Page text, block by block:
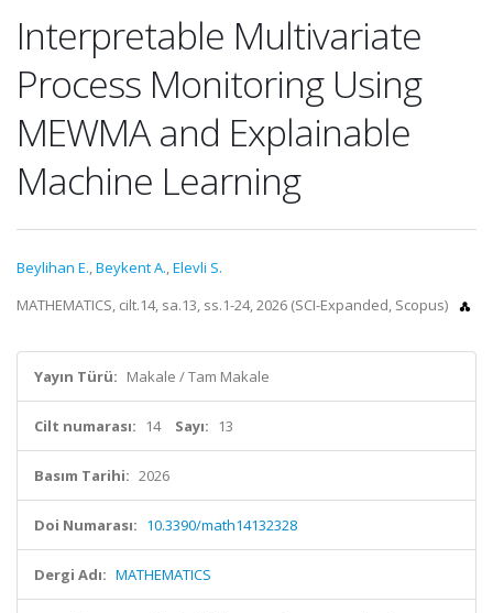
Interpretable Multivariate
Process Monitoring Using
MEWMA and Explainable
Machine Learning
Beylihan E.,Beykent A.,Elevli S.
MATHEMATICS, cilt.14, sa.13, ss.1-24, 2026 (SCI-Expanded, Scopus)
Yayın Türü: Makale / Tam Makale
Cilt numarası: 14 Sayı: 13
Basım Tarihi: 2026
Doi Numarası: 10.3390/math14132328
Dergi Adı: MATHEMATICS